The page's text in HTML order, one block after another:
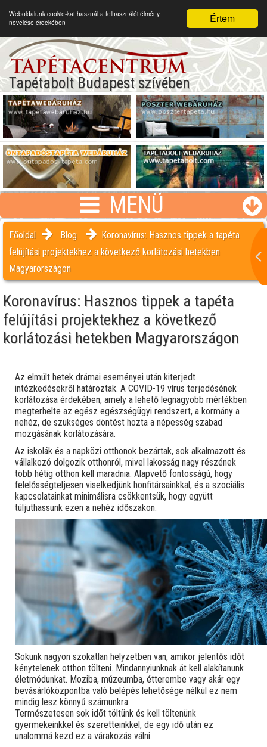
Értem
Weboldalunk cookie-kat használ a felhasználói élmény
növelése érdekében
Tapétabolt Budapest szívében
MENÜ
Főoldal Blog
Koronavírus: Hasznos tippek a tapéta
felújítási projektekhez a következő korlátozási hetekben
Magyarországon
Koronavírus: Hasznos tippek a tapéta
felújítási projektekhez a következő
korlátozási hetekben Magyarországon
Az elmúlt hetek drámai eseményei után kiterjedt
intézkedésekről határoztak. A COVID-19 vírus terjedésének
korlátozása érdekében, amely a lehető legnagyobb mértékben
megterhelte az egész egészségügyi rendszert, a kormány a
nehéz, de szükséges döntést hozta a népesség szabad
mozgásának korlátozására.
Az iskolák és a napközi otthonok bezártak, sok alkalmazott és
vállalkozó dolgozik otthonról, mivel lakosság nagy részének
több hétig otthon kell maradnia. Alapvető fontosságú, hogy
felelősségteljesen viselkedjünk honfitársainkkal, és a szociális
kapcsolatainkat minimálisra csökkentsük, hogy együtt
túljuthassunk ezen a nehéz időszakon.
Sokunk nagyon szokatlan helyzetben van, amikor jelentős időt
kénytelenek otthon tölteni. Mindannyiunknak át kell alakítanunk
életmódunkat. Moziba, múzeumba, étterembe vagy akár egy
bevásárlóközpontba való belépés lehetősége nélkül ez nem
mindig lesz könnyű számunkra.
Természetesen sok időt töltünk és kell töltenünk
gyermekeinkkel és szeretteinkkel, de egy idő után ez
unalommá kezd ez a várakozás válni.